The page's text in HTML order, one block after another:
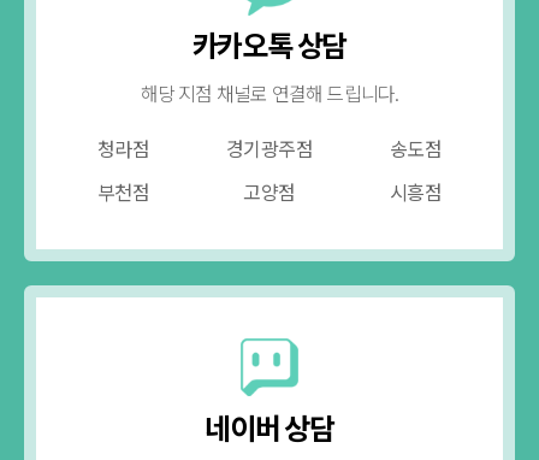
카카오톡 상담
해당 지점 채널로 연결해 드립니다.
청라점
경기광주점
송도점
부천점
고양점 시흥점
네이버 상담